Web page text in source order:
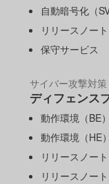
自動暗号化（
リリースノート
保守サービス
サイバー攻撃対策
ディフェンス
動作環境（BE）
動作環境（HE）
リリースノート
リリースノート